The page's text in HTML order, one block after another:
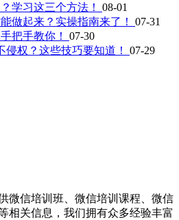
学习这三个方法！ 08-01
做起来？实操指南来了！ 07-31
把手教你！ 07-30
侵权？这些技巧要知道！ 07-29
微信培训班、微信培训课程、微信
相关信息，我们拥有众多经验丰富